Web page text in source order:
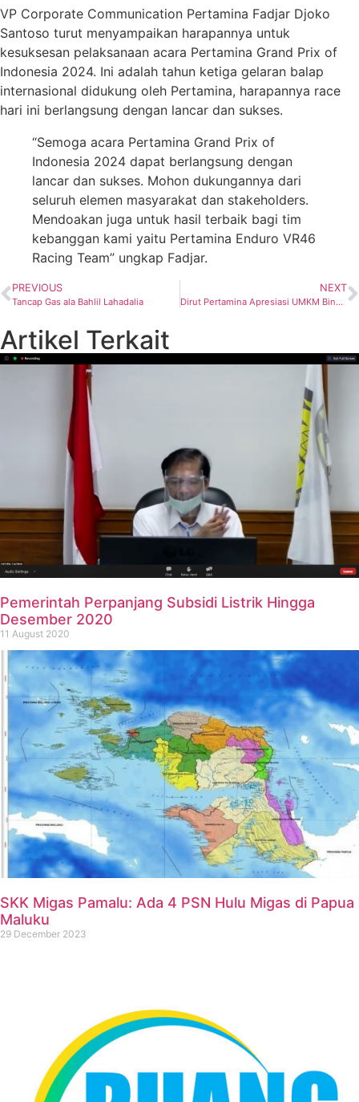
VP Corporate Communication Pertamina Fadjar Djoko
Santoso turut menyampaikan harapannya untuk
kesuksesan pelaksanaan acara Pertamina Grand Prix of
Indonesia 2024. Ini adalah tahun ketiga gelaran balap
internasional didukung oleh Pertamina, harapannya race
hari ini berlangsung dengan lancar dan sukses.
“Semoga acara Pertamina Grand Prix of
Indonesia 2024 dapat berlangsung dengan
lancar dan sukses. Mohon dukungannya dari
seluruh elemen masyarakat dan stakeholders.
Mendoakan juga untuk hasil terbaik bagi tim
kebanggan kami yaitu Pertamina Enduro VR46
Racing Team” ungkap Fadjar.
PREVIOUS
Tancap Gas ala Bahlil Lahadalia
NEXT
Dirut Pertamina Apresiasi UMKM Binaan Pertamina Hadir di Pertamina Energizing You Festival – MotoGP Mandalika
Artikel Terkait
Pemerintah Perpanjang Subsidi Listrik Hingga
Desember 2020
11 August 2020
SKK Migas Pamalu: Ada 4 PSN Hulu Migas di Papua
Maluku
29 December 2023